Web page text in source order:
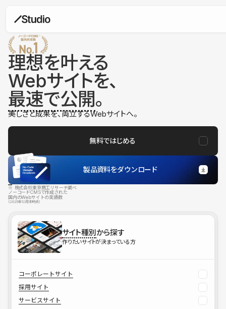
理想を叶える
Webサイトを、
最速で公開。
美しさと成果を、両立するWebサイトへ。
無料ではじめる
製品資料をダウンロード
※ 株式会社東京商工リサーチ調べ
ノーコードCMSで作成された
国内のWebサイトの実績数
（2025年12月末時点）
サイト種別から探す
作りたいサイトが決まっている方
コーポレートサイト
採用サイト
サービスサイト